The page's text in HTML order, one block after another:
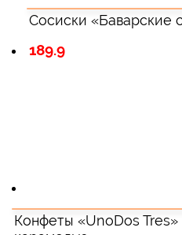
Сосиски «Баварские
189.9
Конфеты «UnoDos Tres»